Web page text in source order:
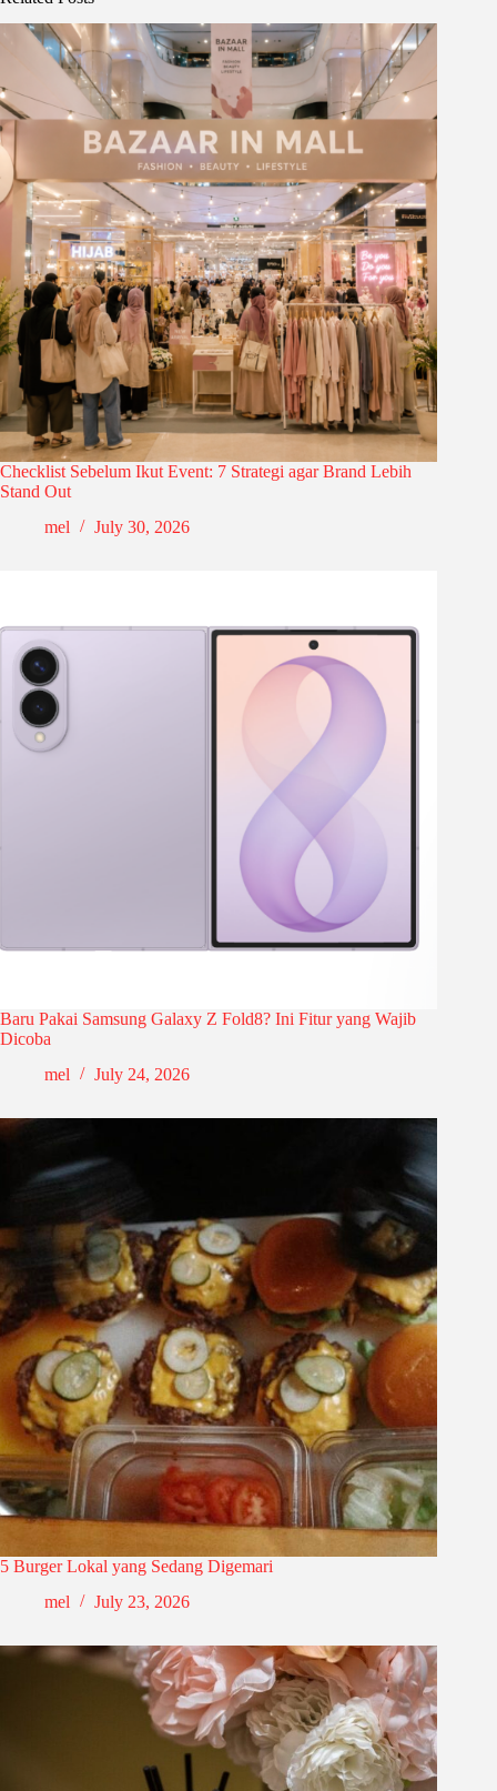
Checklist Sebelum Ikut Event: 7 Strategi agar Brand Lebih
Stand Out
mel
July 30, 2026
Baru Pakai Samsung Galaxy Z Fold8? Ini Fitur yang Wajib
Dicoba
mel
July 24, 2026
5 Burger Lokal yang Sedang Digemari
mel
July 23, 2026